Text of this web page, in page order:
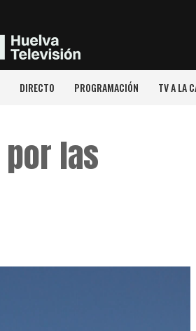
DIRECTO PROGRAMACIÓN TV A LA
las